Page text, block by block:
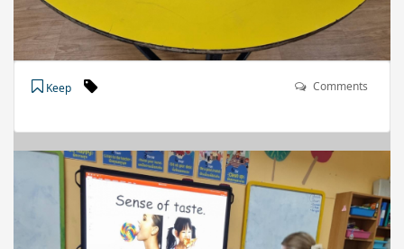
Keep Comments